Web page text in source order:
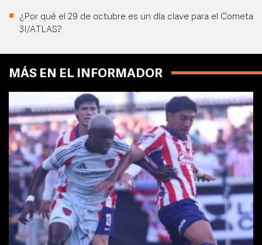
¿Por qué el 29 de octubre es un día clave para el Cometa
3I/ATLAS?
MÁS EN EL INFORMADOR